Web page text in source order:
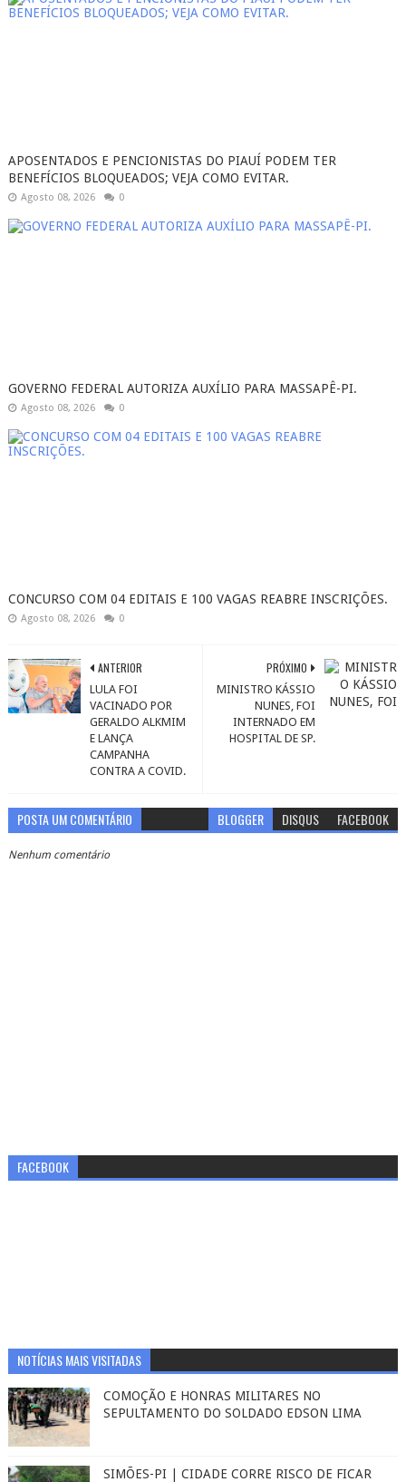
APOSENTADOS E PENCIONISTAS DO PIAUÍ PODEM TER
BENEFÍCIOS BLOQUEADOS; VEJA COMO EVITAR.
Agosto 08, 2026 0
GOVERNO FEDERAL AUTORIZA AUXÍLIO PARA MASSAPÊ-PI.
Agosto 08, 2026 0
CONCURSO COM 04 EDITAIS E 100 VAGAS REABRE INSCRIÇÕES.
Agosto 08, 2026 0
PRÓXIMO
MINISTRO KÁSSIO
NUNES, FOI
INTERNADO EM
HOSPITAL DE SP.
ANTERIOR
LULA FOI
VACINADO POR
GERALDO ALKMIM
E LANÇA
CAMPANHA
CONTRA A COVID.
POSTA UM COMENTÁRIO BLOGGER DISQUS FACEBOOK
Nenhum comentário
FACEBOOK
NOTÍCIAS MAIS VISITADAS
COMOÇÃO E HONRAS MILITARES NO
SEPULTAMENTO DO SOLDADO EDSON LIMA
SIMÕES-PI | CIDADE CORRE RISCO DE FICAR